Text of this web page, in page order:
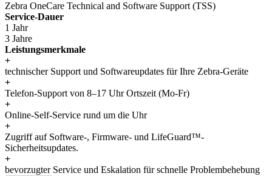
Zebra OneCare Technical and Software Support (TSS)
Service-Dauer
1 Jahr
3 Jahre
Leistungsmerkmale
+
technischer Support und Softwareupdates für Ihre Zebra-Geräte
+
Telefon-Support von 8–17 Uhr Ortszeit (Mo-Fr)
+
Online-Self-Service rund um die Uhr
+
Zugriff auf Software-, Firmware- und LifeGuard™-
Sicherheitsupdates.
+
bevorzugter Service und Eskalation für schnelle Problembehebung